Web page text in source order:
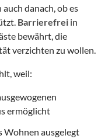
danach, ob es
Barrierefrei in
bewährt, die
verzichten zu wollen.
weil:
ermöglicht
ausgelegt